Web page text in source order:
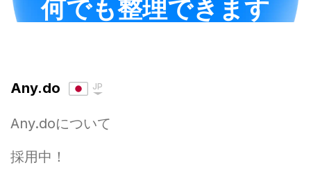
何でも整理できます
Any.do JP
Any.doについて
採用中！